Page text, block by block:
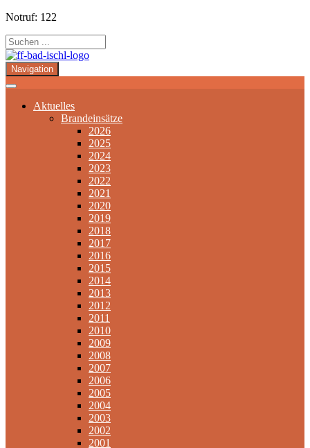
Notruf: 122
Navigation
Aktuelles
Brandeinsätze
2026
2025
2024
2023
2022
2021
2020
2019
2018
2017
2016
2015
2014
2013
2012
2011
2010
2009
2008
2007
2006
2005
2004
2003
2002
2001